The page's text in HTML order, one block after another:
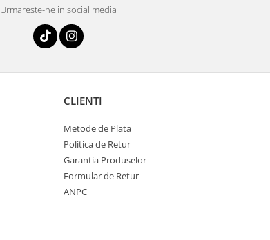
Urmareste-ne in social media
CLIENTI
Metode de Plata
Politica de Retur
Garantia Produselor
Formular de Retur
ANPC